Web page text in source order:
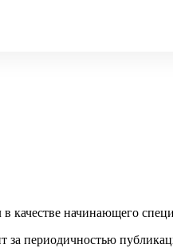
начинающего
за периодичностью